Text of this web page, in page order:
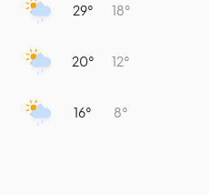
29° 18°
20° 12°
16° 8°